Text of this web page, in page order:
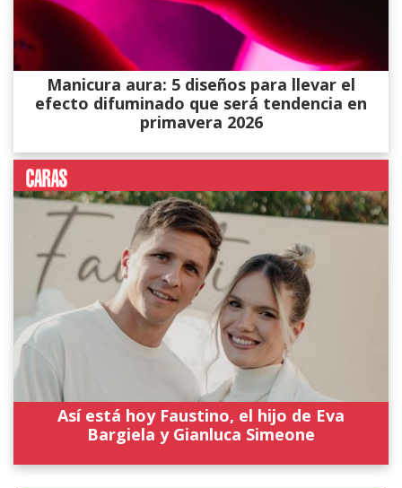
Manicura aura: 5 diseños para llevar el
efecto difuminado que será tendencia en
primavera 2026
Así está hoy Faustino, el hijo de Eva
Bargiela y Gianluca Simeone